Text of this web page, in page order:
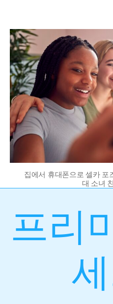
집에서 휴대폰으로 셀카 포
대 소녀
프리